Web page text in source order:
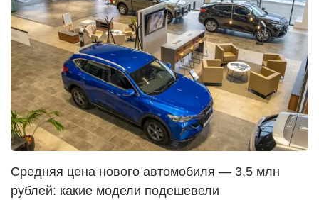
Средняя цена нового автомобиля — 3,5 млн
рублей: какие модели подешевели